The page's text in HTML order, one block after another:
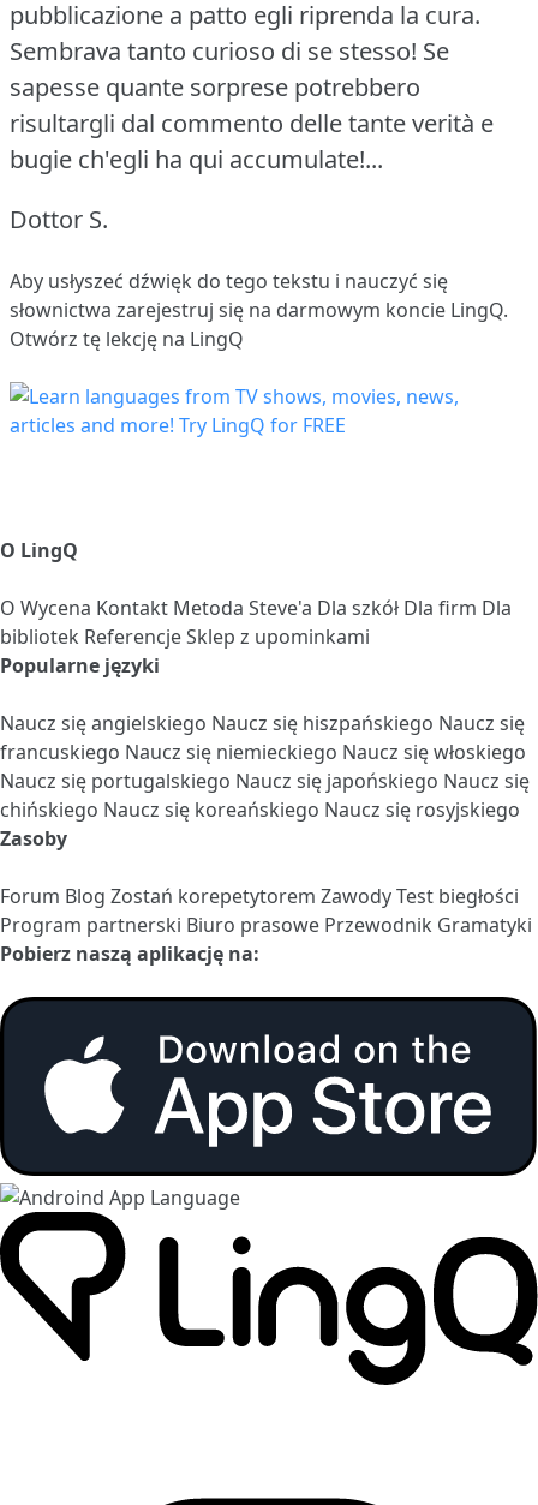
pubblicazione a patto egli riprenda la cura.
Sembrava tanto curioso di se stesso! Se
sapesse quante sorprese potrebbero
risultargli dal commento delle tante verità e
bugie ch'egli ha qui accumulate!...
Dottor S.
Aby usłyszeć dźwięk do tego tekstu i nauczyć się
słownictwa zarejestruj się na darmowym koncie LingQ.
Otwórz tę lekcję na LingQ
O LingQ
O Wycena Kontakt Metoda Steve'a Dla szkół Dla firm Dla
bibliotek ReferencjeSklep z upominkami
Popularne języki
Naucz się angielskiego Naucz się hiszpańskiego Naucz się
francuskiego Naucz się niemieckiego Naucz się włoskiego
Naucz się portugalskiego Naucz się japońskiego Naucz się
chińskiego Naucz się koreańskiego Naucz się rosyjskiego
Zasoby
Forum Blog Zostań korepetytorem ZawodyTest biegłości
Program partnerski Biuro prasowe Przewodnik Gramatyki
Pobierz naszą aplikację na: